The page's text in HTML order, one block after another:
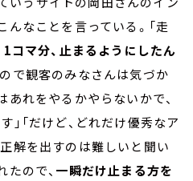
んなことを言っている。「走
1コマ分、止まるようにしたん
で観客のみなさんは気づか
あれをやるかやらないかで、
「だけど、どれだけ優秀なア
解を出すのは難しいと聞い
ので、 一瞬だけ止まる方を